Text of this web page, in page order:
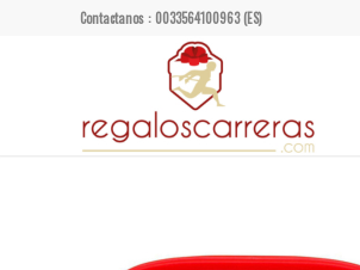
Contactanos : 0033564100963 (ES)